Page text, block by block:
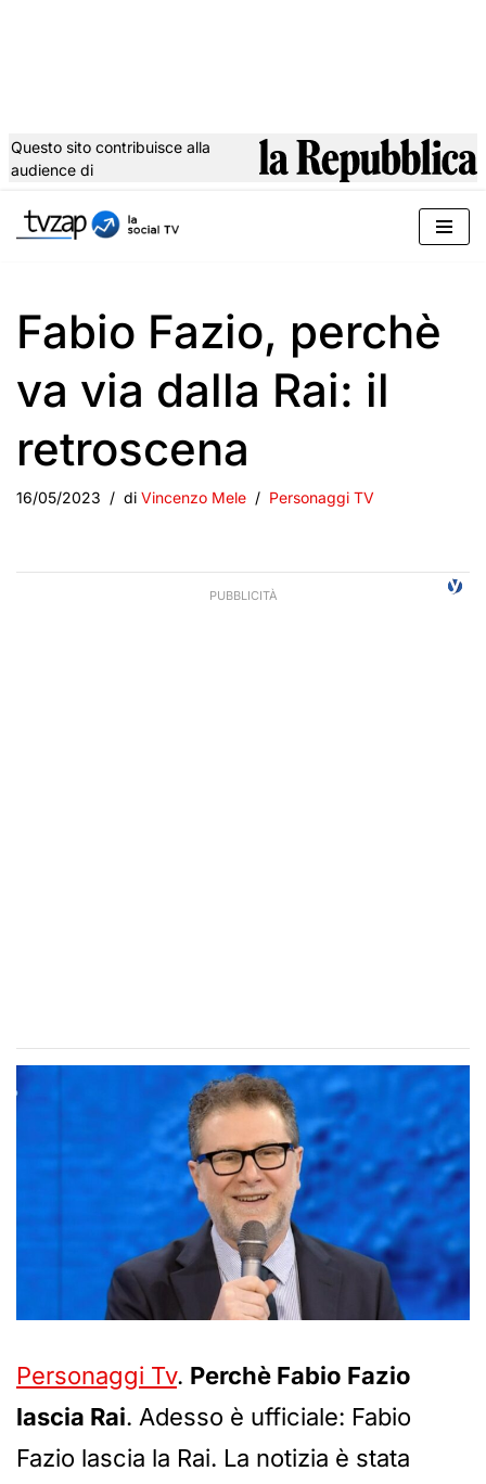
al
Questo sito contribuisce alla
audience di
Fabio Fazio, perchè
va via dalla Rai: il
retroscena
16/05/2023 di Vincenzo Mele Personaggi TV
Personaggi Tv. Perchè Fabio Fazio
lascia Rai. Adesso è ufficiale: Fabio
Fazio lascia la Rai. La notizia è stata